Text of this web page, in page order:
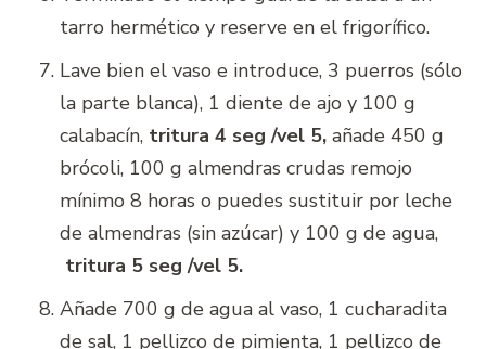
tarro hermético y reserve en el frigorífico.
Lave bien el vaso e introduce, 3 puerros (sólo
la parte blanca), 1 diente de ajo y 100 g
calabacín, tritura 4 seg /vel 5, añade 450 g
brócoli, 100 g almendras crudas remojo
mínimo 8 horas o puedes sustituir por leche
de almendras (sin azúcar) y 100 g de agua,
tritura 5 seg /vel 5.
Añade 700 g de agua al vaso, 1 cucharadita
de sal, 1 pellizco de pimienta, 1 pellizco de